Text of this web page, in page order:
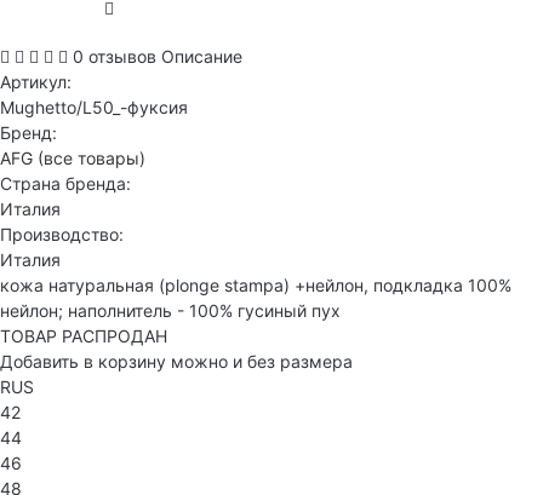
0 отзывов Описание
Артикул:
Mughetto/L50_-фуксия
Бренд:
AFG (все товары)
Страна бренда:
Италия
Производство:
Италия
кожа натуральная (plonge stampa) +нейлон, подкладка 100%
нейлон; наполнитель - 100% гусиный пух
ТОВАР РАСПРОДАН
Добавить в корзину можно и без размера
RUS
42
44
46
48